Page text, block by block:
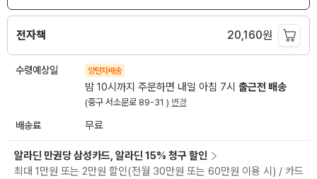
전자책 20,160원
수령예상일 양탄자배송
밤 10시까지 주문하면 내일 아침 7시 출근전 배송
(중구 서소문로 89-31 ) 변경
배송료 무료
알라딘 만권당 삼성카드, 알라딘 15% 청구 할인
최대 1만원 또는 2만원 할인(전월 30만원 또는 60만원 이용 시) / 카드